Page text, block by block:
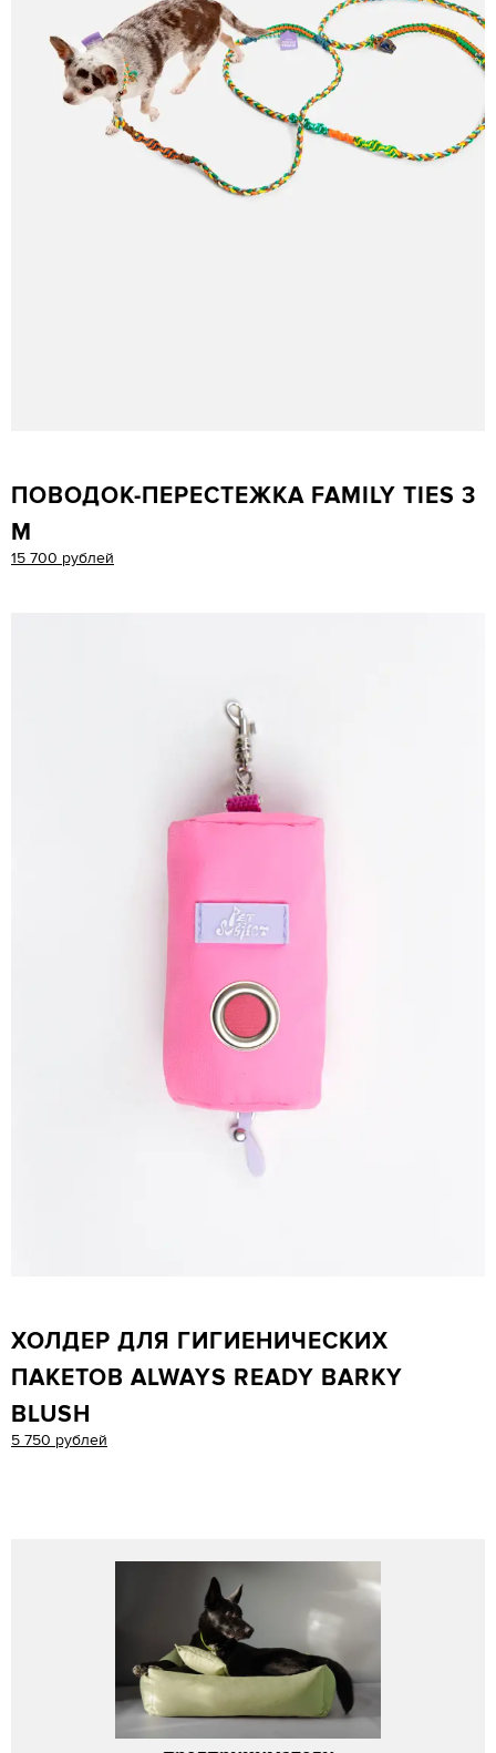
ПОВОДОК-ПЕРЕСТЕЖКА FAMILY TIES 3
М
15 700 рублей
ХОЛДЕР ДЛЯ ГИГИЕНИЧЕСКИХ
ПАКЕТОВ ALWAYS READY BARKY
BLUSH
5 750 рублей